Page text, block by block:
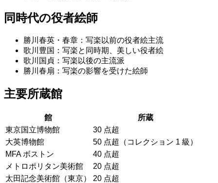
同時代の役者絵師
勝川春英・春章：写楽以前の役者絵主流
歌川豊国：写楽と同時期、美しい役者絵
歌川国貞：写楽以後の主流派
勝川春扇：写楽の影響を受けた絵師
主要所蔵館
館
所蔵
東京国立博物館
30 点超
大英博物館
50 点超（コレクション 1 級）
MFA ボストン
40 点超
メトロポリタン美術館
20 点超
太田記念美術館（東京）
20 点超